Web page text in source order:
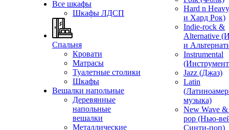
Все шкафы
Шкафы ЛДСП
Спальня
Кровати
Матрасы
Туалетные столики
Шкафы
Вешалки напольные
Деревянные
напольные
вешалки
Металлические
Hard n
и Хард Рок)
Indie-rock &
Alternative
и
Instrumental
Jazz (Джаз)
Latin
музыка)
New Wave
pop (Нью-
Синти-поп)